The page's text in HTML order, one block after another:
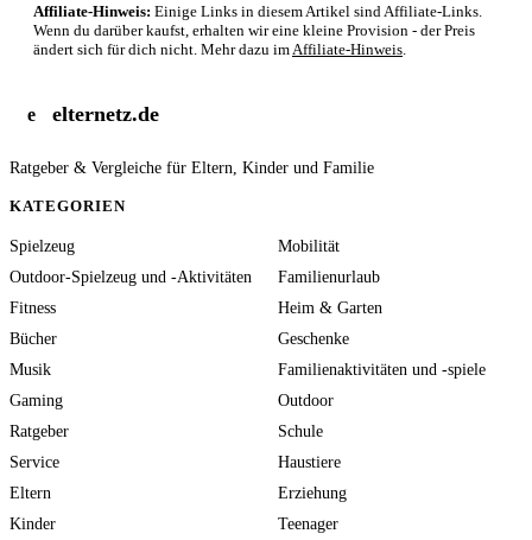
Affiliate-Hinweis: Einige Links in diesem Artikel sind Affiliate-Links.
Wenn du darüber kaufst, erhalten wir eine kleine Provision - der Preis
ändert sich für dich nicht. Mehr dazu im Affiliate-Hinweis
e elternetz.de
Ratgeber & Vergleiche für Eltern, Kinder und Familie
KATEGORIEN
Spielzeug
Mobilität
Outdoor-Spielzeug und -Aktivitäten
Familienurlaub
Fitness
Heim & Garten
Bücher
Geschenke
Musik
Familienaktivitäten und -spiele
Gaming
Outdoor
Ratgeber
Schule
Service
Haustiere
Eltern
Erziehung
Kinder
Teenager